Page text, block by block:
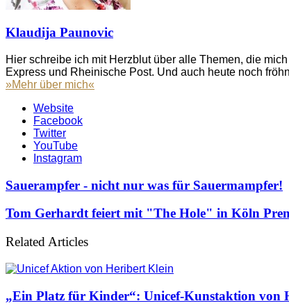
Klaudija Paunovic
Hier schreibe ich mit Herzblut über alle Themen, die
Express und Rheinische Post. Und auch heute noch
»Mehr über mich«
Website
Facebook
Twitter
YouTube
Instagram
Sauerampfer - nicht nur was für Sauermampfer!
Tom Gerhardt feiert mit "The Hole" in Köln
Related Articles
„Ein Platz für Kinder“: Unicef-Kunstaktion von